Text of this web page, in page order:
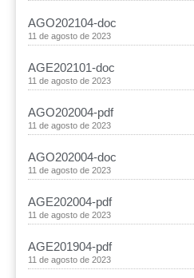
AGO202104-doc
11 de agosto de 2023
AGE202101-doc
11 de agosto de 2023
AGO202004-pdf
11 de agosto de 2023
AGO202004-doc
11 de agosto de 2023
AGE202004-pdf
11 de agosto de 2023
AGE201904-pdf
11 de agosto de 2023